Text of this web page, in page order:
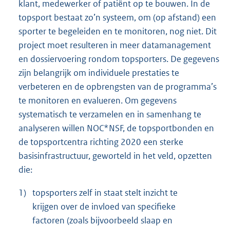
klant, medewerker of patiënt op te bouwen. In de
topsport bestaat zo’n systeem, om (op afstand) een
sporter te begeleiden en te monitoren, nog niet. Dit
project moet resulteren in meer datamanagement
en dossiervoering rondom topsporters. De gegevens
zijn belangrijk om individuele prestaties te
verbeteren en de opbrengsten van de programma’s
te monitoren en evalueren. Om gegevens
systematisch te verzamelen en in samenhang te
analyseren willen NOC*NSF, de topsportbonden en
de topsportcentra richting 2020 een sterke
basisinfrastructuur, geworteld in het veld, opzetten
die:
1) topsporters zelf in staat stelt inzicht te
krijgen over de invloed van specifieke
factoren (zoals bijvoorbeeld slaap en